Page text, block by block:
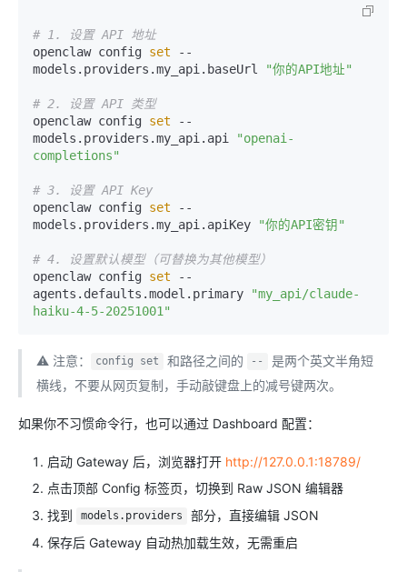
# 1. 设置 API 地址
openclaw config set --
models.providers.my_api.baseUrl
"你的API地址"
# 2. 设置 API 类型
openclaw config set --
models.providers.my_api.api
"openai-
completions"
# 3. 设置 API Key
openclaw config set --
models.providers.my_api.apiKey
"你的API密钥"
# 4. 设置默认模型（可替换为其他模型）
openclaw config set --
agents.defaults.model.primary
"my_api/claude-
haiku-4-5-20251001"
⚠️ 注意： config set 和路径之间的 --
是两个英文半角短
横线，不要从网页复制，手动敲键盘上的减号键两次。
如果你不习惯命令行，也可以通过 Dashboard 配置：
启动 Gateway 后，浏览器打开 http://127.0.0.1:18789/
点击顶部 Config 标签页，切换到 Raw JSON 编辑器
找到
models.providers
部分，直接编辑 JSON
保存后 Gateway 自动热加载生效，无需重启